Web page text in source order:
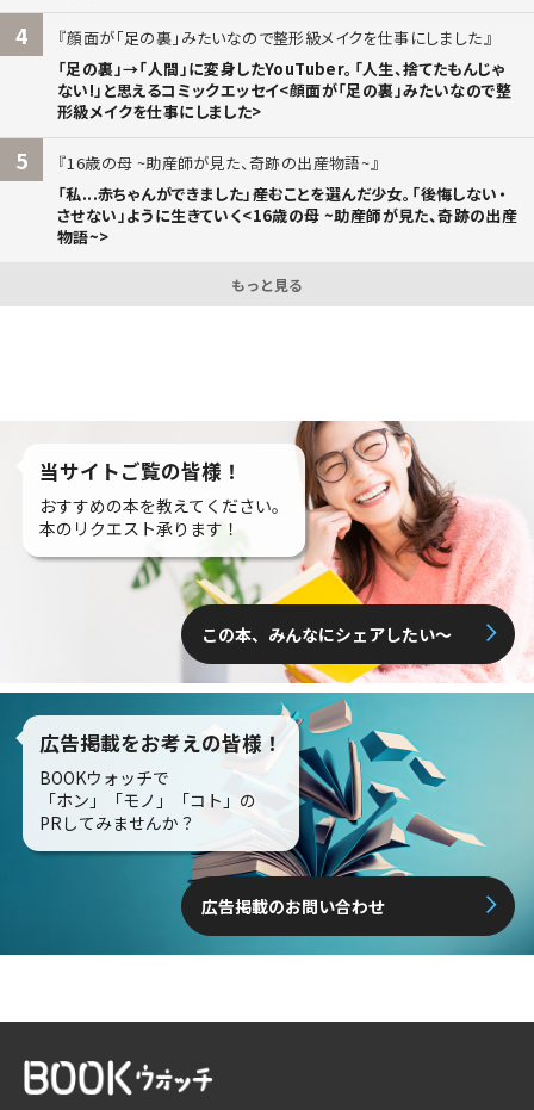
4
顔面が「足の裏」みたいなので整形級メイクを仕事にしました
「足の裏」→「人間」に変身したYouTuber。「人生、捨てたもんじゃ
ない!」と思えるコミックエッセイ<顔面が「足の裏」みたいなので整
形級メイクを仕事にしました>
5
16歳の母 ~助産師が見た、奇跡の出産物語~
「私...赤ちゃんができました」――産むことを選んだ少女。「後悔しない・
させない」ように生きていく<16歳の母 ~助産師が見た、奇跡の出産
物語~>
もっと見る
当サイトご覧の皆様！
おすすめの本を教えてください。
本のリクエスト承ります！
この本、みんなにシェアしたい〜
広告掲載をお考えの皆様！
BOOKウォッチで
「ホン」「モノ」「コト」の
PRしてみませんか？
広告掲載のお問い合わせ